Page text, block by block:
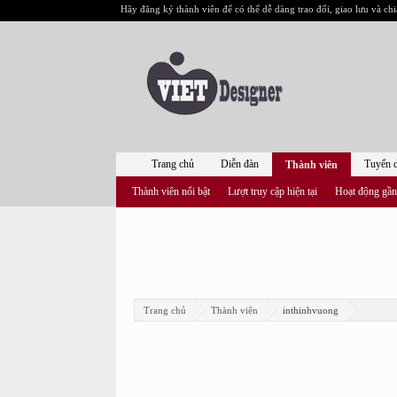
Hãy đăng ký thành viên để có thể dễ dàng trao đổi, giao lưu và
Trang chủ Thành viên inthinhvuong
Trang chủ Diễn đàn Thành viên
Thành viên nổi bật Lượt truy cập hiện tại Hoạt động
Tuyển